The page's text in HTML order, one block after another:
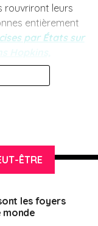
rouvriront leurs
entièrement
par États sur
ÊTRE
les foyers
monde